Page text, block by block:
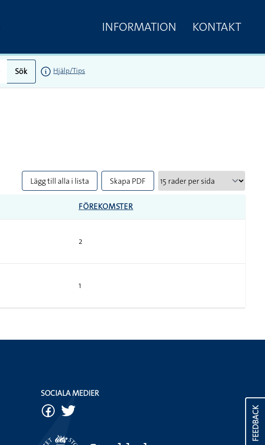
INFORMATION KONTAKT
Sök Hjälp/Tips
Lägg till alla i lista Skapa PDF
FÖREKOMSTER
2
1
FEEDBACK
SOCIALA MEDIER